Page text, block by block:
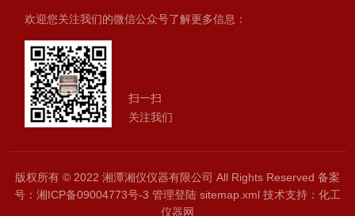
欢迎您关注我们的微信公众号了解更多信息：
扫一扫
关注我们
版权所有 © 2022 湘潭湘仪仪器有限公司 All Rights Reserved 备案
号：湘ICP备09004773号-3 管理登陆 sitemap.xml 技术支持： 化工
仪器网